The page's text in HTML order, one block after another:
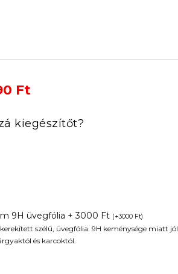
Ft.
Ft
is:
4490 Ft.
kiegészítőt?
9H üvegfólia + 3000 Ft (+3000 Ft)
szélű, üvegfólia. 9H keménysége miatt jól
és karcoktól.